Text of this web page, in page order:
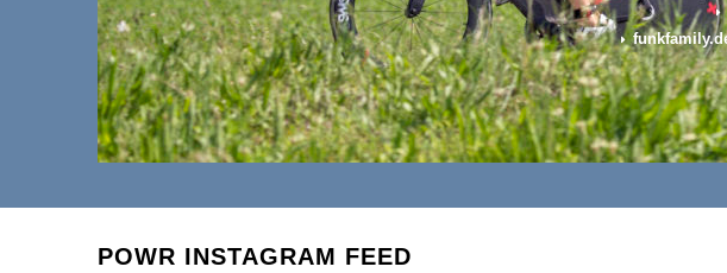
POWR INSTAGRAM FEED